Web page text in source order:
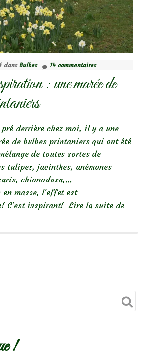
dansBulbes 14 commentaires
: une marée de
derrière chez moi, il y a une
de bulbes printaniers qui ont été
de toutes sortes de
tulipes, jacinthes, anémones
chionodoxa,…
masse, l’effet est
C’est inspirant! Lire la suite deà
:
marée
de
!